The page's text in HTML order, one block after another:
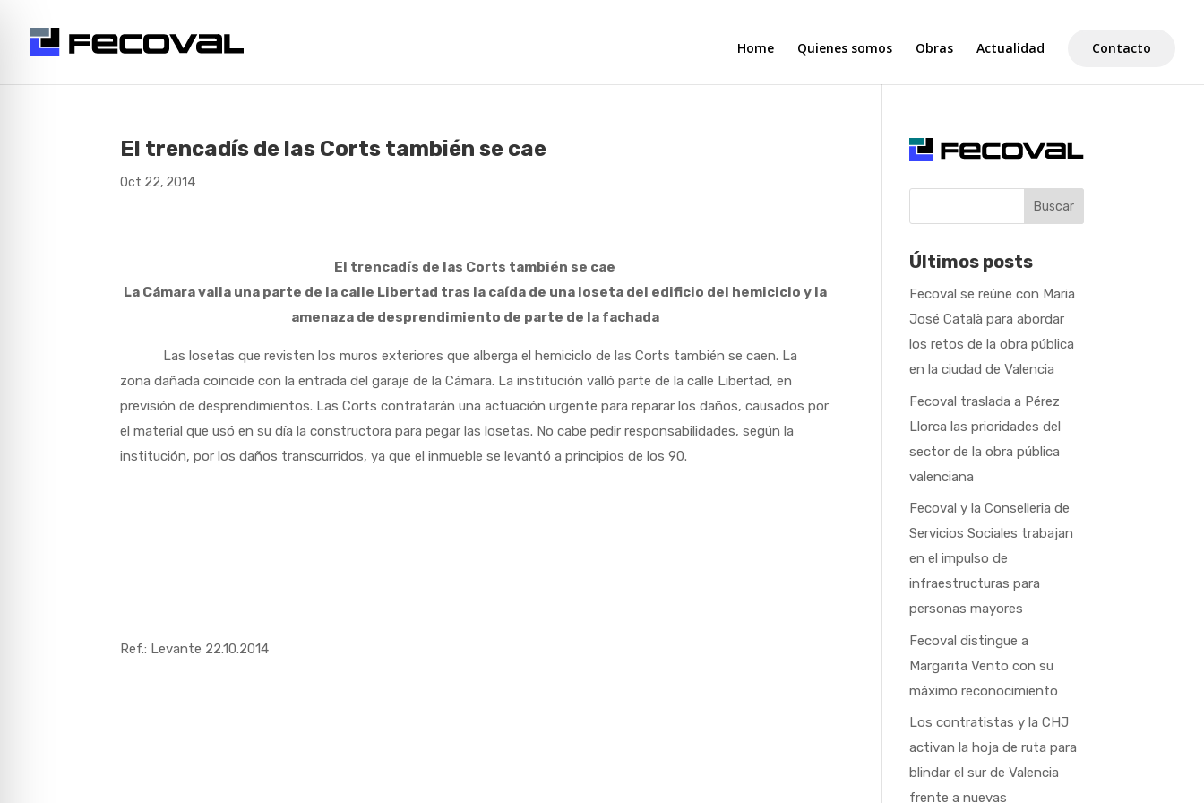
Home Quienes somos Obras Actualidad Contacto
El trencadís de las Corts también se cae
Oct 22, 2014
El trencadís de las Corts también se cae
La Cámara valla una parte de la calle Libertad tras la caída de una loseta del edificio del hemiciclo y la
amenaza de desprendimiento de parte de la fachada
Las losetas que revisten los muros exteriores que alberga el hemiciclo de las Corts también se caen. La
zona dañada coincide con la entrada del garaje de la Cámara. La institución valló parte de la calle Libertad, en
previsión de desprendimientos. Las Corts contratarán una actuación urgente para reparar los daños, causados por
el material que usó en su día la constructora para pegar las losetas. No cabe pedir responsabilidades, según la
institución, por los daños transcurridos, ya que el inmueble se levantó a principios de los 90.
Ref.: Levante 22.10.2014
Buscar
Últimos posts
Fecoval se reúne con Maria
José Català para abordar
los retos de la obra pública
en la ciudad de Valencia
Fecoval traslada a Pérez
Llorca las prioridades del
sector de la obra pública
valenciana
Fecoval y la Conselleria de
Servicios Sociales trabajan
en el impulso de
infraestructuras para
personas mayores
Fecoval distingue a
Margarita Vento con su
máximo reconocimiento
Los contratistas y la CHJ
activan la hoja de ruta para
blindar el sur de Valencia
frente a nuevas